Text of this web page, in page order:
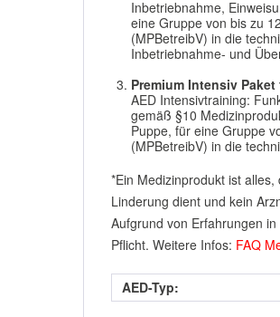
Inbetriebnahme,
eine Gruppe von bis zu
(MPBetreibV) in die
Inbetriebnahme- und
Premium Intensiv Paket
AED Intensivtraining:
gemäß §10
Puppe, für eine Gruppe
(MPBetreibV) in die
*Ein Medizinprodukt ist
Linderung dient und kein
Aufgrund von Erfahrungen
Pflicht. Weitere Infos: FAQ
AED-Typ: